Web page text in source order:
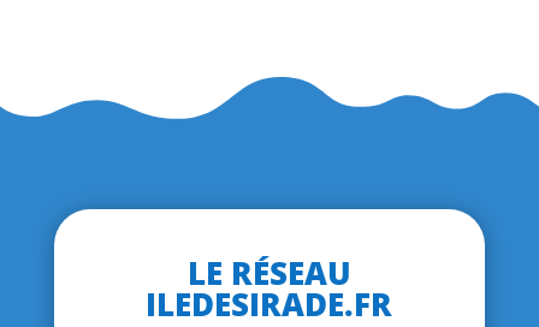
LE RÉSEAU
ILEDESIRADE.FR